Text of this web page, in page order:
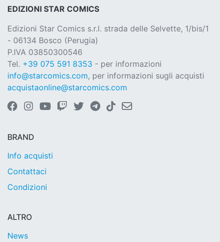
EDIZIONI STAR COMICS
Edizioni Star Comics s.r.l. strada delle Selvette, 1/bis/1
- 06134 Bosco (Perugia)
P.IVA 03850300546
Tel. +39 075 591 8353 - per informazioni
info@starcomics.com, per informazioni sugli acquisti
acquistaonline@starcomics.com
BRAND
Info acquisti
Contattaci
Condizioni
ALTRO
News